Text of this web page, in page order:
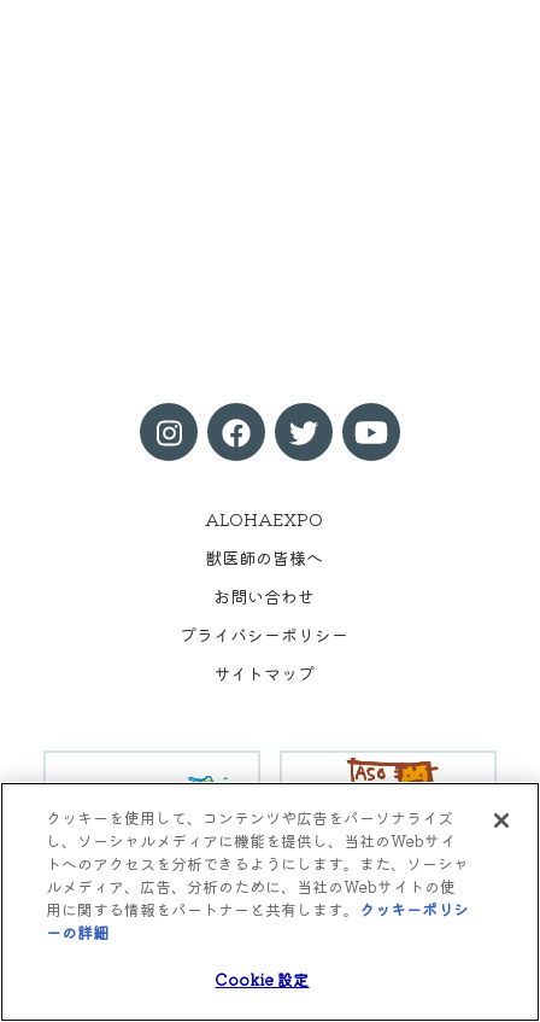
ALOHAEXPO
獣医師の皆様へ
お問い合わせ
プライバシーポリシー
サイトマップ
Copyright © Aso Animal Hospital All rights reserved.
Cookie 設定
クッキーを使用して、コンテンツや広告をパーソナライズ
し、ソーシャルメディアに機能を提供し、当社のWebサイ
トへのアクセスを分析できるようにします。また、ソーシャ
ルメディア、広告、分析のために、当社のWebサイトの使
用に関する情報をパートナーと共有します。 クッキーポリシ
ーの詳細
Cookie 設定